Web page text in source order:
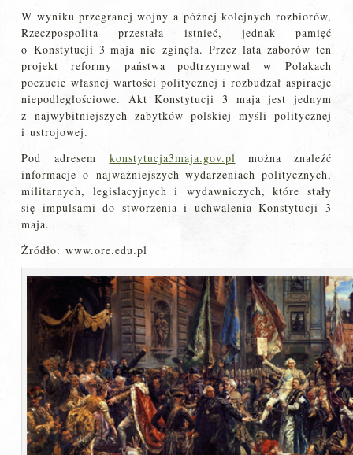
W wyniku przegranej wojny a późnej kolejnych rozbiorów,
Rzeczpospolita przestała istnieć, jednak pamięć
o Konstytucji 3 maja nie zginęła. Przez lata zaborów ten
projekt reformy państwa podtrzymywał w Polakach
poczucie własnej wartości politycznej i rozbudzał aspiracje
niepodległościowe. Akt Konstytucji 3 maja jest jednym
z najwybitniejszych zabytków polskiej myśli politycznej
i ustrojowej.
Pod adresem konstytucja3maja.gov.pl można znaleźć
informacje o najważniejszych wydarzeniach politycznych,
militarnych, legislacyjnych i wydawniczych, które stały
się impulsami do stworzenia i uchwalenia Konstytucji 3
maja.
Żródło: www.ore.edu.pl